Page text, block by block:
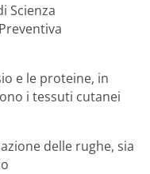
Scienza
e le proteine, in
i tessuti cutanei
delle rughe, sia